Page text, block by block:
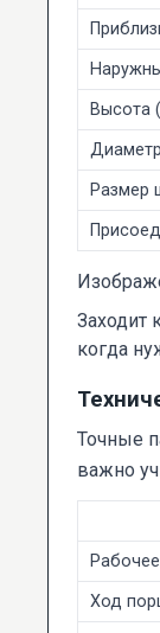
Высота
Размер
Заходит
когда
Точные
важно
Ход